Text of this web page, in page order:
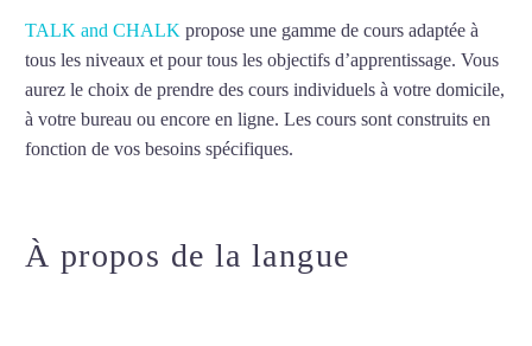
TALK and CHALK propose une gamme de cours adaptée à
tous les niveaux et pour tous les objectifs d’apprentissage. Vous
aurez le choix de prendre des cours individuels à votre domicile,
à votre bureau ou encore en ligne. Les cours sont construits en
fonction de vos besoins spécifiques.
À propos de la langue